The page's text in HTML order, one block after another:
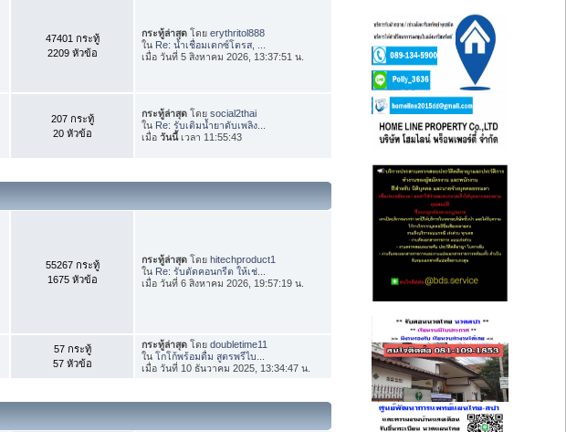
47401 กระทู้
2209 หัวข้อ
กระทู้ล่าสุด โดยerythritol888
ใน Re: น้ำเชื่อมเดกซ์โตรส, ...
เมื่อ วันที่ 5 สิงหาคม 2026, 13:37:51 น.
207 กระทู้
20 หัวข้อ
กระทู้ล่าสุด โดยsocial2thai
ใน Re: รับเติมน้ำยาดับเพลิง...
เมื่อวันนี้เวลา 11:55:43
55267 กระทู้
1675 หัวข้อ
กระทู้ล่าสุด โดยhitechproduct1
ใน Re: รับตัดคอนกรีต ให้เช่...
เมื่อ วันที่ 6 สิงหาคม 2026, 19:57:19 น.
57 กระทู้
57 หัวข้อ
กระทู้ล่าสุด โดยdoubletime11
ในโกโก้พร้อมดื่ม สูตรพรีไบ...
เมื่อ วันที่ 10 ธันวาคม 2025, 13:34:47 น.